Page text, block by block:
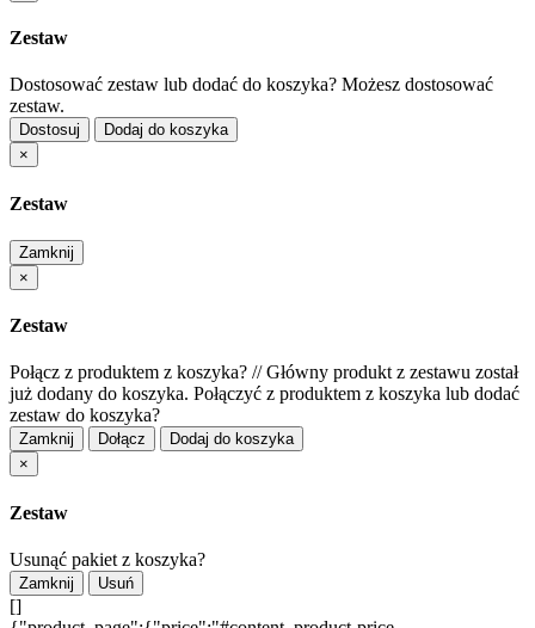
Zestaw
Dostosować zestaw lub dodać do koszyka? Możesz dostosować
zestaw.
Dostosuj
Dodaj do koszyka
×
Zestaw
Zamknij
×
Zestaw
Połącz z produktem z koszyka? //Główny produkt z zestawu został
już dodany do koszyka. Połączyć z produktem z koszyka lub dodać
zestaw do koszyka?
Zamknij Dołącz
Dodaj do koszyka
×
Zestaw
Usunąć pakiet z koszyka?
Zamknij Usuń
[]